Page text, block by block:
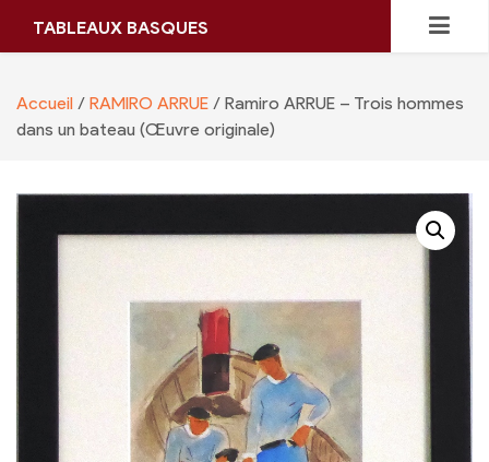
TABLEAUX BASQUES
Accueil / RAMIRO ARRUE / Ramiro ARRUE – Trois hommes
dans un bateau (Œuvre originale)